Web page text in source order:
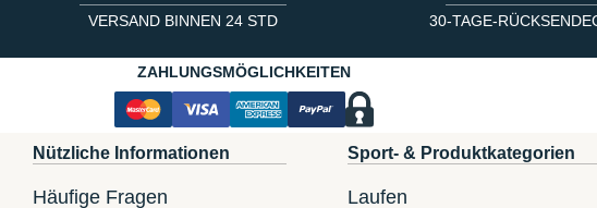
VERSAND BINNEN 24 STD 30-TAGE-
ZAHLUNGSMÖGLICHKEITEN
Nützliche Informationen
Häufige Fragen
Sport- & Produktkategorien
Laufen